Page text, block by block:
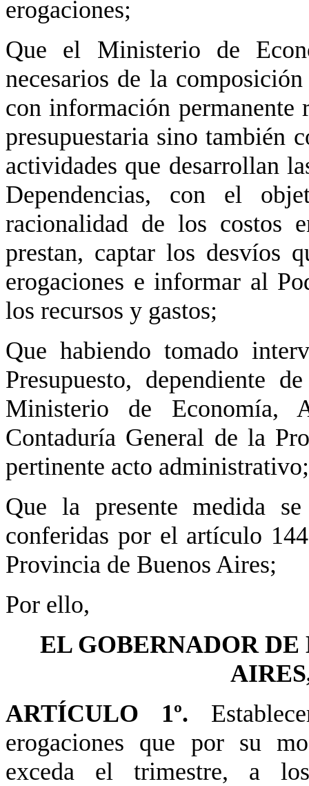
erogaciones;
Que el Ministerio de
necesarios de la
con información permanente
presupuestaria sino también
actividades que desarrollan
Dependencias, con el
racionalidad de los costos
prestan, captar los desvíos
erogaciones e informar al
los recursos y gastos;
Que habiendo tomado
Presupuesto, dependiente
Ministerio de Economía,
Contaduría General de la
pertinente acto administrativo;
Que la presente medida
conferidas por el artículo
Provincia de Buenos Aires;
Por ello,
EL GOBERNADOR
ARTÍCULO 1º.
erogaciones que por su
exceda el trimestre, a